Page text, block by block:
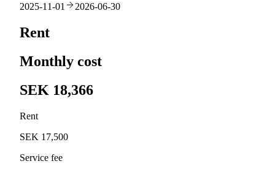
2025-11-01 2026-06-30
Rent
Monthly cost
SEK 18,366
Rent
SEK 17,500
Service fee